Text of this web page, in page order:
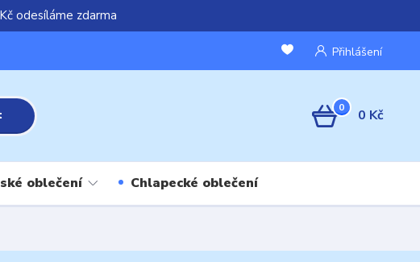
odesíláme zdarma
Přihlášení
0 0 Kč
oblečení Chlapecké oblečení